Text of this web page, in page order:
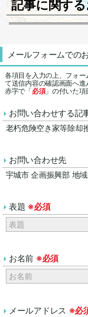
記事に関す
メールフォームでの
各項目を入力の上、フォ
て送信内容の確認画面へ進
赤字で「必須」の付いた項
お問い合わせする記
老朽危険空き家等除却
お問い合わせ先
宇城市 企画振興部 地
表題 ※必須
お名前 ※必須
メールアドレス ※必